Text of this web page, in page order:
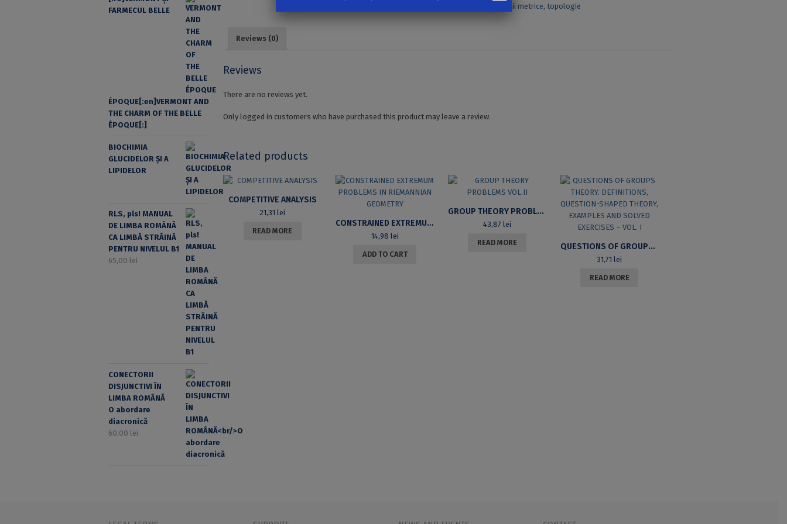
spaţii metrice,topologie
Reviews (0)
Reviews
There are no reviews yet.
Only logged in customers who have purchased this product may leave a review.
Related products
COMPETITIVE ANALYSIS
21,31 lei
READ MORE
CONSTRAINED EXTREMUM PROBLEMS IN RIEMANNIAN GEOMETRY
14,98 lei
ADD TO CART
GROUP THEORY PROBLEMS VOL.II
43,87 lei
READ MORE QUESTIONS OF GROUPS THEORY. DEFINITIONS, QUESTION-SHAPED THEORY, EXAMPLES AND SOLVED EXERCISES – VOL. I
31,71 lei
READ MORE
FARMECUL BELLE
ÉPOQUE[:en]VERMONT AND
THE CHARM OF THE BELLE
ÉPOQUE[:]
BIOCHIMIA
GLUCIDELOR ȘI A
LIPIDELOR
RLS, pls! MANUAL
DE LIMBA ROMÂNĂ
CA LIMBĂ STRĂINĂ
PENTRU NIVELUL B1
65,00 lei
CONECTORII
DISJUNCTIVI ÎN
LIMBA ROMÂNĂ
O abordare
diacronică
60,00 lei